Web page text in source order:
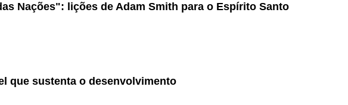
Nações": lições de Adam Smith para o Espírito Santo
que sustenta o desenvolvimento